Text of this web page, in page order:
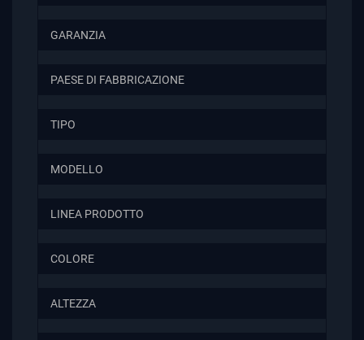
GARANZIA
PAESE DI FABBRICAZIONE
TIPO
MODELLO
LINEA PRODOTTO
COLORE
ALTEZZA